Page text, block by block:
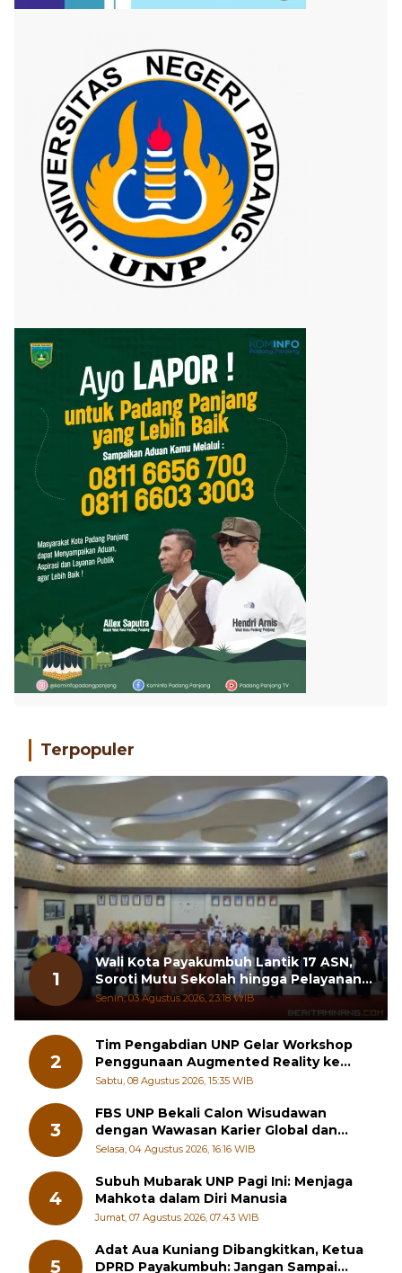
Terpopuler
1
Wali Kota Payakumbuh Lantik 17 ASN,
Soroti Mutu Sekolah hingga Pelayanan
RSUD
Senin, 03 Agustus 2026, 23:18 WIB
2
Tim Pengabdian UNP Gelar Workshop
Penggunaan Augmented Reality ke
Guru Kimia SMA di Padang Pariaman
Sabtu, 08 Agustus 2026, 15:35 WIB
3
FBS UNP Bekali Calon Wisudawan
dengan Wawasan Karier Global dan
Kewirausahaan Kreatif
Selasa, 04 Agustus 2026, 16:16 WIB
4
Subuh Mubarak UNP Pagi Ini: Menjaga
Mahkota dalam Diri Manusia
Jumat, 07 Agustus 2026, 07:43 WIB
5
Adat Aua Kuniang Dibangkitkan, Ketua
DPRD Payakumbuh: Jangan Sampai